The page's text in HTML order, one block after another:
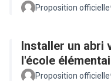
Proposition officielle
Installer un abri
l'école
Proposition officielle